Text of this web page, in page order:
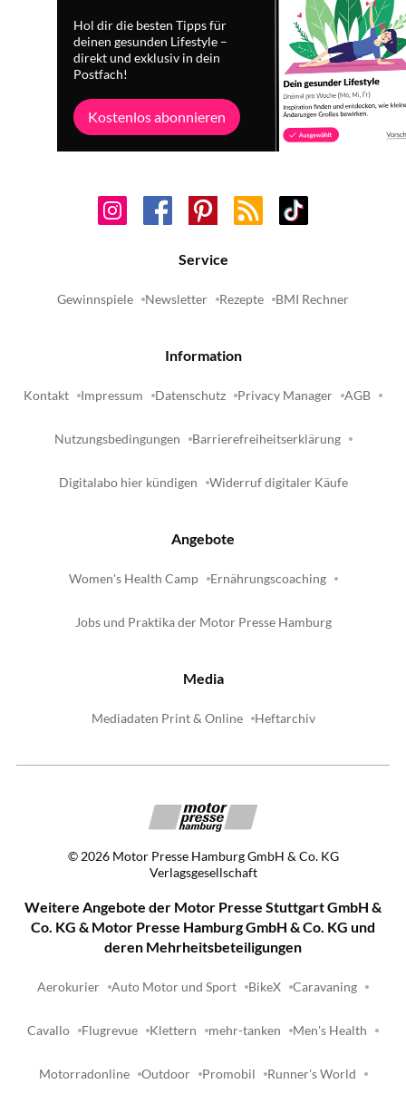
Hol dir die besten Tipps für
deinen gesunden Lifestyle –
direkt und exklusiv in dein
Postfach!
Kostenlos abonnieren
Service
Gewinnspiele Newsletter Rezepte BMI Rechner
Information
Kontakt Impressum Datenschutz Privacy Manager AGB
Nutzungsbedingungen Barrierefreiheitserklärung
Digitalabo hier kündigen Widerruf digitaler Käufe
Angebote
Women's Health Camp Ernährungscoaching
Jobs und Praktika der Motor Presse Hamburg
Media
Mediadaten Print & Online Heftarchiv
© 2026 Motor Presse Hamburg GmbH & Co. KG
Verlagsgesellschaft
Weitere Angebote der Motor Presse Stuttgart GmbH &
Co. KG & Motor Presse Hamburg GmbH & Co. KG und
deren Mehrheitsbeteiligungen
Aerokurier Auto Motor und Sport BikeX Caravaning
Cavallo Flugrevue Klettern mehr-tanken Men's Health
Motorradonline Outdoor Promobil Runner's World